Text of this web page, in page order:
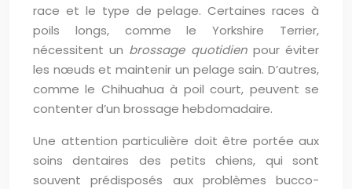
race et le type de pelage. Certaines races à
poils longs, comme le Yorkshire Terrier,
nécessitent un brossage quotidienpour éviter
les nœuds et maintenir un pelage sain. D’autres,
comme le Chihuahua à poil court, peuvent se
contenter d’un brossage hebdomadaire.
Une attention particulière doit être portée aux
soins dentaires des petits chiens, qui sont
souvent prédisposés aux problèmes bucco-